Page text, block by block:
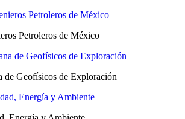
Petroleros de México
de Geofísicos de Exploración